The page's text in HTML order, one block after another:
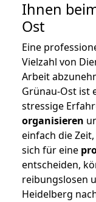
Ihnen
Ost
Eine
Vielzahl von
Arbeit
Grünau-Ost ist
stressige
organisieren
einfach die
sich für eine
entscheiden,
reibungslosen
Heidelberg